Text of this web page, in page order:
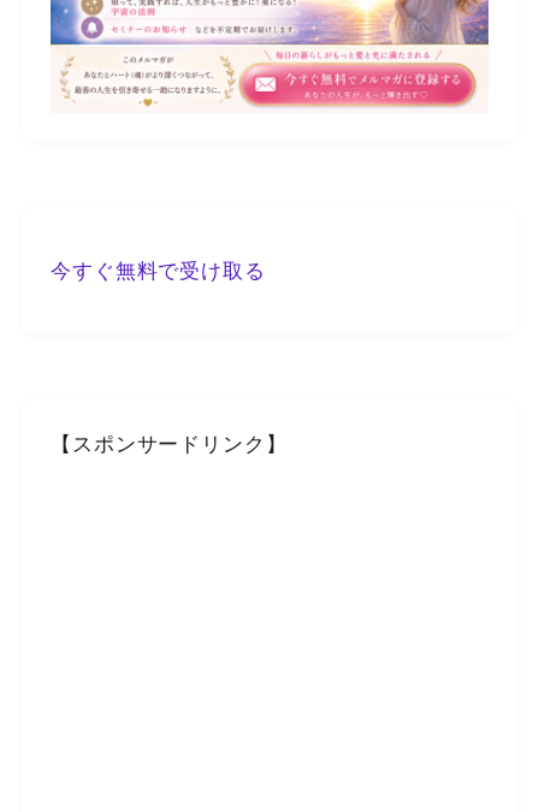
今すぐ無料で受け取る
【スポンサードリンク】